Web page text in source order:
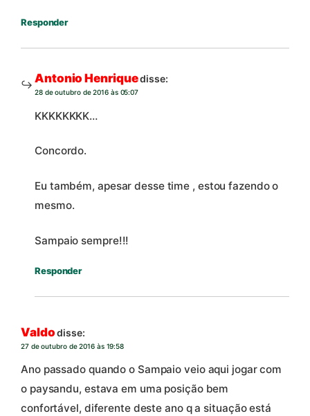
Responder
Antonio Henriquedisse:
28 de outubro de 2016 às 05:07
KKKKKKKK…
Concordo.
Eu também, apesar desse time , estou fazendo o
mesmo.
Sampaio sempre!!!
Responder
Valdo disse:
27 de outubro de 2016 às 19:58
Ano passado quando o Sampaio veio aqui jogar com
o paysandu, estava em uma posição bem
confortável, diferente deste ano q a situação está